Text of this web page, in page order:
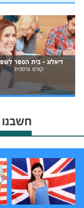
דיאלוג - בית הספר
קורס גרמנית